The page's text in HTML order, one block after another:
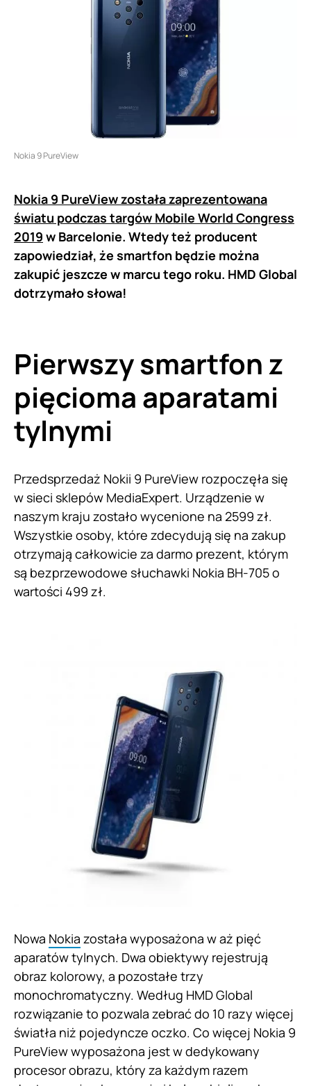
Nokia 9 PureView
Nokia 9 PureView została zaprezentowana
światu podczas targów Mobile World Congress
2019 w Barcelonie. Wtedy też producent
zapowiedział, że smartfon będzie można
zakupić jeszcze w marcu tego roku. HMD Global
dotrzymało słowa!
Pierwszy smartfon z
pięcioma aparatami
tylnymi
Przedsprzedaż Nokii 9 PureView rozpoczęła się
w sieci sklepów MediaExpert. Urządzenie w
naszym kraju zostało wycenione na 2599 zł.
Wszystkie osoby, które zdecydują się na zakup
otrzymają całkowicie za darmo prezent, którym
są bezprzewodowe słuchawki Nokia BH-705 o
wartości 499 zł.
Nowa Nokia została wyposażona w aż pięć
aparatów tylnych. Dwa obiektywy rejestrują
obraz kolorowy, a pozostałe trzy
monochromatyczny. Według HMD Global
rozwiązanie to pozwala zebrać do 10 razy więcej
światła niż pojedyncze oczko. Co więcej Nokia 9
PureView wyposażona jest w dedykowany
procesor obrazu, który za każdym razem